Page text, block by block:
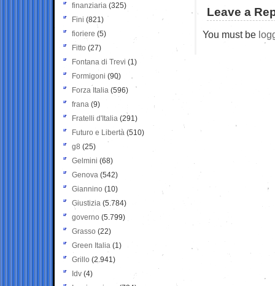
Leave a
You must be
finanziaria (325)
Fini (821)
fioriere (5)
Fitto (27)
Fontana di Trevi (1)
Formigoni (90)
Forza Italia (596)
frana (9)
Fratelli d'Italia (291)
Futuro e Libertà (510)
g8 (25)
Gelmini (68)
Genova (542)
Giannino (10)
Giustizia (5.784)
governo (5.799)
Grasso (22)
Green Italia (1)
Grillo (2.941)
Idv (4)